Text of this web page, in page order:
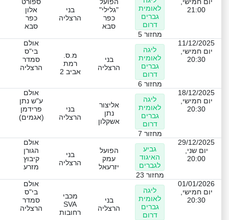
21:00
לאומית
גברים
דרום
מחזור 5
"גלילי"
כפר
סבא
בני
הרצליה
אלון
כפר
סבא
11/12/2025
יום חמישי,
20:30
ליגה
לאומית
גברים
דרום
מחזור 6
בני
הרצליה
מ.ס.
רמת
אביב 2
אולם
בי"ס
סמדר
הרצליה
18/12/2025
יום חמישי,
20:30
ליגה
לאומית
גברים
דרום
מחזור 7
אליצור
נתן
אשקלון
בני
הרצליה
אולם
ע"ש נתן
פרידמן
(אגמים)
29/12/2025
יום שני,
20:00
גביע
האיגוד
לגברים
מחזור 23
הפועל
עמק
יזרעאל
בני
הרצליה
אולם
הגורן
קיבוץ
מזרע
01/01/2026
יום חמישי,
20:30
ליגה
לאומית
גברים
דרום
בני
הרצליה
מכבי
SVA
רחובות
אולם
בי"ס
סמדר
הרצליה